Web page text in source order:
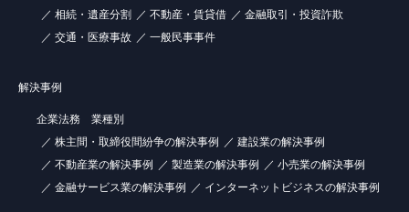
相続・遺産分割
不動産・賃貸借
金融取引・投資詐欺
交通・医療事故
一般民事事件
解決事例
企業法務 業種別
株主間・取締役間紛争の解決事例
建設業の解決事例
不動産業の解決事例
製造業の解決事例
小売業の解決事例
金融サービス業の解決事例
インターネットビジネスの解決事例